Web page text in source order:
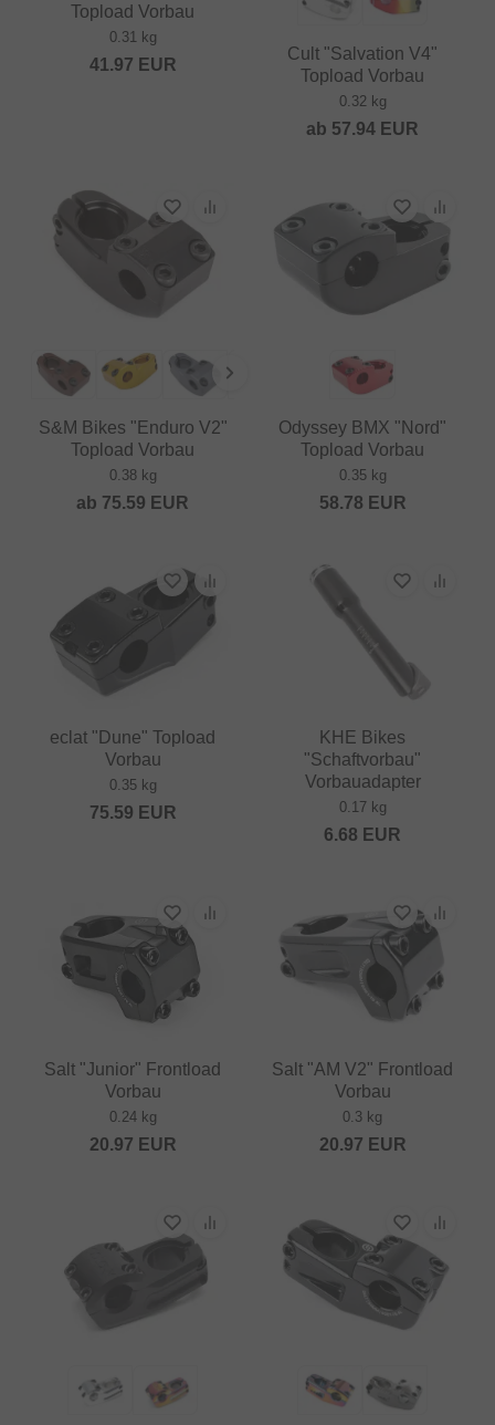
Topload Vorbau
0.31 kg
41.97 EUR
Cult "Salvation V4"
Topload Vorbau
0.32 kg
ab 57.94 EUR
S&M Bikes "Enduro V2"
Topload Vorbau
0.38 kg
ab 75.59 EUR
Odyssey BMX "Nord"
Topload Vorbau
0.35 kg
58.78 EUR
eclat "Dune" Topload
Vorbau
0.35 kg
75.59 EUR
KHE Bikes
"Schaftvorbau"
Vorbauadapter
0.17 kg
6.68 EUR
Salt "Junior" Frontload
Vorbau
0.24 kg
20.97 EUR
Salt "AM V2" Frontload
Vorbau
0.3 kg
20.97 EUR